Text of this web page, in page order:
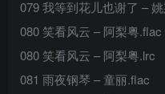
079 我等到花儿也谢了 –
080 笑看风云 – 阿梨粤.flac
080 笑看风云 – 阿梨粤.lrc
081 雨夜钢琴 – 童丽.flac